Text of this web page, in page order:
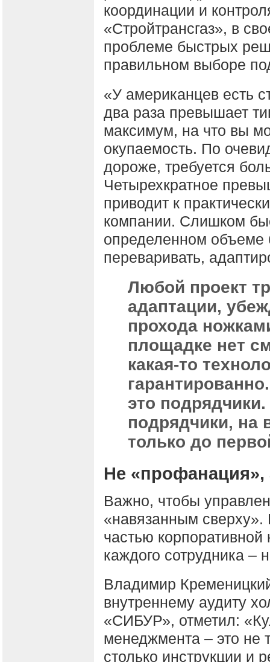
координации и
«Стройтрансгаз», в
проблеме быстрых
правильном выборе
«У американцев есть
два раза превышает
максимум, на что вы
окупаемость. По
дороже, требуется
Четырехкратное
приводит к
компании. Слишком
определенном объеме
переваривать,
Любой проект
адаптации,
прохода
площадке нет
какая-то
это
подрядчики, на
только до
Не «профанация»,
Важно, чтобы
«навязанным сверху».
частью корпоративной
каждого сотрудника –
Владимир
внутреннему аудиту
«СИБУР», отметил:
менеджмента – это не
столько инструкции и